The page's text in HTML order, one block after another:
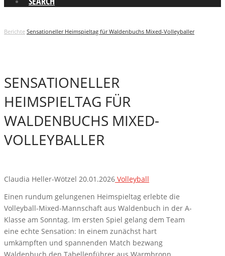
Berichte Sensationeller Heimspieltag für Waldenbuchs Mixed-Volleyballer
SENSATIONELLER
HEIMSPIELTAG FÜR
WALDENBUCHS MIXED-
VOLLEYBALLER
Claudia Heller-Wötzel 20.01.2026 Volleyball
Einen rundum gelungenen Heimspieltag erlebte die
Volleyball-Mixed-Mannschaft aus Waldenbuch in der A-
Klasse am Sonntag. Im ersten Spiel gelang dem Team
eine echte Sensation: In einem zunächst hart
umkämpften und spannenden Match bezwang